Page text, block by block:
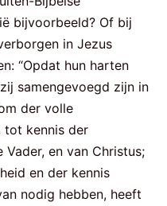
bijvoorbeeld? Of bij
in Jezus
“Opdat hun harten
samengevoegd zijn in
der volle
tot kennis der
en van Christus;
en der kennis
nodig hebben, heeft